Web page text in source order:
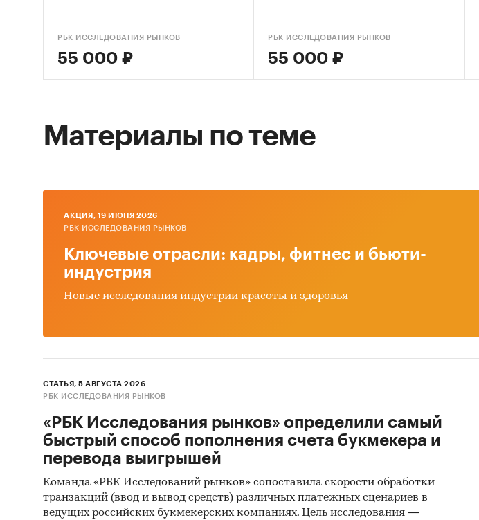
РБК ИССЛЕДОВАНИЯ РЫНКОВ
55 000 ₽
РБК ИССЛЕДОВАНИЯ РЫНКОВ
55 000 ₽
Материалы по теме
AКЦИЯ, 19 ИЮНЯ 2026
РБК ИССЛЕДОВАНИЯ РЫНКОВ
Ключевые отрасли: кадры, фитнес и бьюти-
индустрия
Новые исследования индустрии красоты и здоровья
СТАТЬЯ, 5 АВГУСТА 2026
РБК ИССЛЕДОВАНИЯ РЫНКОВ
«РБК Исследования рынков» определили самый
быстрый способ пополнения счета букмекера и
перевода выигрышей
Команда «РБК Исследований рынков» сопоставила скорости обработки
транзакций (ввод и вывод средств) различных платежных сценариев в
ведущих российских букмекерских компаниях. Цель исследования —